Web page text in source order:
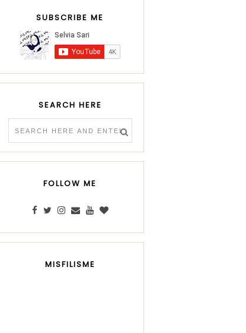
SUBSCRIBE ME
SEARCH HERE
FOLLOW ME
MISFILISME